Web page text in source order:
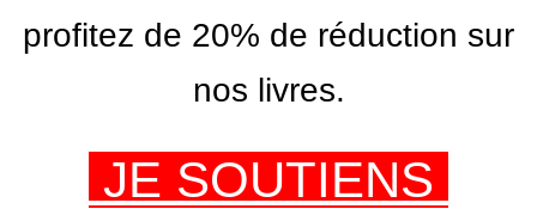
profitez de 20% de réduction sur
nos livres.
JE SOUTIENS